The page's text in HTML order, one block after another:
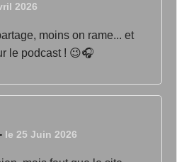
2026
moins on rame... et
le podcast ! 😉🎧
le 25 Juin 2026